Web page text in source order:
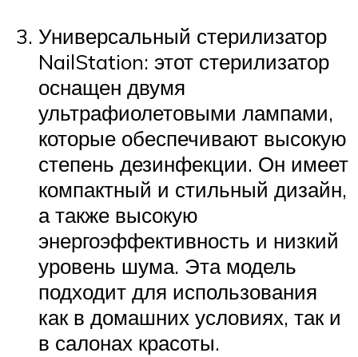
Универсальный стерилизатор
NailStation: этот стерилизатор
оснащен двумя
ультрафиолетовыми лампами,
которые обеспечивают высокую
степень дезинфекции. Он имеет
компактный и стильный дизайн,
а также высокую
энергоэффективность и низкий
уровень шума. Эта модель
подходит для использования
как в домашних условиях, так и
в салонах красоты.